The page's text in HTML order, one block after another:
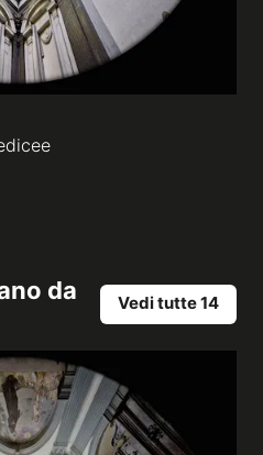
da
Vedi tutte 14